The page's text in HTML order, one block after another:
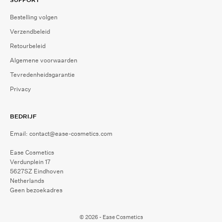
Bestelling volgen
Verzendbeleid
Retourbeleid
Algemene voorwaarden
Tevredenheidsgarantie
Privacy
BEDRIJF
Email: contact@ease-cosmetics.com
Ease Cosmetics
Verdunplein 17
5627SZ Eindhoven
Netherlands
Geen bezoekadres
© 2026 - Ease Cosmetics